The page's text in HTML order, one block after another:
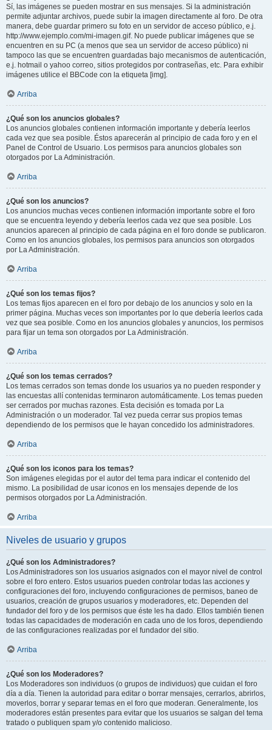
Sí, las imágenes se pueden mostrar en sus mensajes. Si la administración
permite adjuntar archivos, puede subir la imagen directamente al foro. De otra
manera, debe guardar primero su foto en un servidor de acceso público, e.j.
http://www.ejemplo.com/mi-imagen.gif. No puede publicar imágenes que se
encuentren en su PC (a menos que sea un servidor de acceso público) ni
tampoco las que se encuentren guardadas bajo mecanismos de autenticación,
e.j. hotmail o yahoo correo, sitios protegidos por contraseñas, etc. Para exhibir
imágenes utilice el BBCode con la etiqueta [img].
Arriba
¿Qué son los anuncios globales?
Los anuncios globales contienen información importante y debería leerlos
cada vez que sea posible. Éstos aparecerán al principio de cada foro y en el
Panel de Control de Usuario. Los permisos para anuncios globales son
otorgados por La Administración.
Arriba
¿Qué son los anuncios?
Los anuncios muchas veces contienen información importante sobre el foro
que se encuentra leyendo y debería leerlos cada vez que sea posible. Los
anuncios aparecen al principio de cada página en el foro donde se publicaron.
Como en los anuncios globales, los permisos para anuncios son otorgados
por La Administración.
Arriba
¿Qué son los temas fijos?
Los temas fijos aparecen en el foro por debajo de los anuncios y solo en la
primer página. Muchas veces son importantes por lo que debería leerlos cada
vez que sea posible. Como en los anuncios globales y anuncios, los permisos
para fijar un tema son otorgados por La Administración.
Arriba
¿Qué son los temas cerrados?
Los temas cerrados son temas donde los usuarios ya no pueden responder y
las encuestas allí contenidas terminaron automáticamente. Los temas pueden
ser cerrados por muchas razones. Esta decisión es tomada por La
Administración o un moderador. Tal vez pueda cerrar sus propios temas
dependiendo de los permisos que le hayan concedido los administradores.
Arriba
¿Qué son los iconos para los temas?
Son imágenes elegidas por el autor del tema para indicar el contenido del
mismo. La posibilidad de usar iconos en los mensajes depende de los
permisos otorgados por La Administración.
Arriba
Niveles de usuario y grupos
¿Qué son los Administradores?
Los Administradores son los usuarios asignados con el mayor nivel de control
sobre el foro entero. Estos usuarios pueden controlar todas las acciones y
configuraciones del foro, incluyendo configuraciones de permisos, baneo de
usuarios, creación de grupos usuarios y moderadores, etc. Dependen del
fundador del foro y de los permisos que éste les ha dado. Ellos también tienen
todas las capacidades de moderación en cada uno de los foros, dependiendo
de las configuraciones realizadas por el fundador del sitio.
Arriba
¿Qué son los Moderadores?
Los Moderadores son individuos (o grupos de individuos) que cuidan el foro
día a día. Tienen la autoridad para editar o borrar mensajes, cerrarlos, abrirlos,
moverlos, borrar y separar temas en el foro que moderan. Generalmente, los
moderadores están presentes para evitar que los usuarios se salgan del tema
tratado o publiquen spam y/o contenido malicioso.